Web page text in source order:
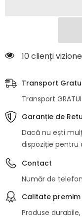
multicolor
cm,
multicolor
10 clienți
Transport
Transport
Garanție de
Dacă nu ești
dispoziție pentru
Contact
Număr de
Calitate premim
Produse